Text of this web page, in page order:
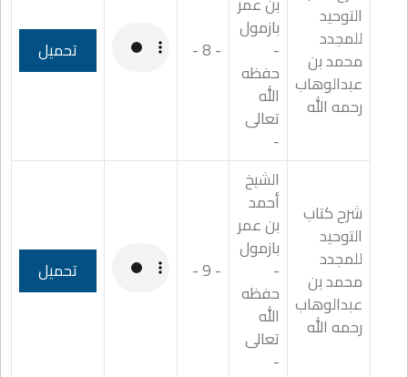
التوحيد
للمجدد
محمد بن
عبدالوهاب
رحمه الله
بازمول
-
حفظه
الله
تعالى
-
- 8 - تحميل
شرح كتاب
التوحيد
للمجدد
محمد بن
عبدالوهاب
رحمه الله
الشيخ
أحمد
بن عمر
بازمول
-
حفظه
الله
تعالى
-
- 9 - تحميل